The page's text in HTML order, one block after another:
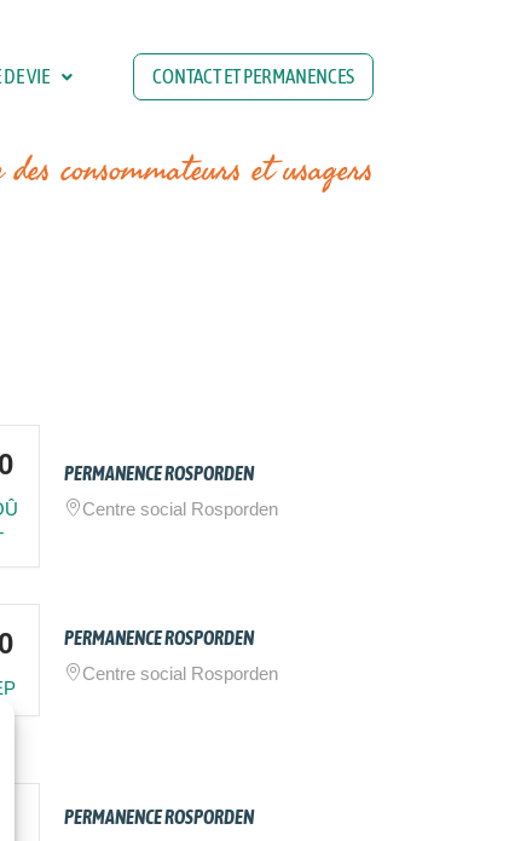
VIE CONTACT ET PERMANENCES
consommateurs et usagers
PERMANENCE ROSPORDEN
Centre social Rosporden
PERMANENCE ROSPORDEN
Centre social Rosporden
PERMANENCE ROSPORDEN